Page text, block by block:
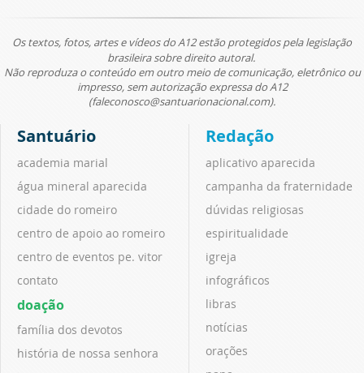
Os textos, fotos, artes e vídeos do A12 estão protegidos pela legislação
brasileira sobre direito autoral.
Não reproduza o conteúdo em outro meio de comunicação, eletrônico ou
impresso, sem autorização expressa do A12
(faleconosco@santuarionacional.com).
Santuário
academia marial
água mineral aparecida
cidade do romeiro
centro de apoio ao romeiro
centro de eventos pe. vitor
contato
doação
família dos devotos
história de nossa senhora
Redação
aplicativo aparecida
campanha da fraternidade
dúvidas religiosas
espiritualidade
igreja
infográficos
libras
notícias
orações